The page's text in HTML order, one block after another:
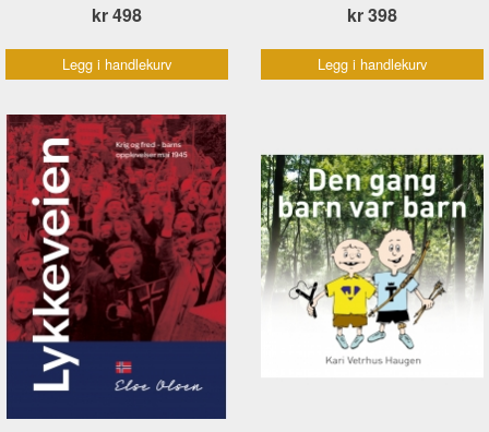
kr 498
Legg i handlekurv
kr 398
Legg i handlekurv